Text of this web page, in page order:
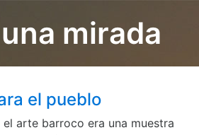
mirada
el pueblo
el arte barroco era una muestra